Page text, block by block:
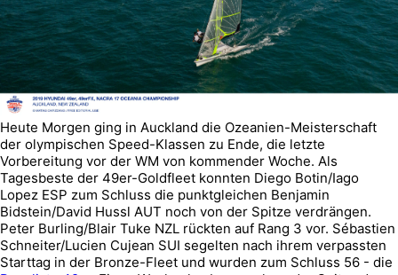
Heute Morgen ging in Auckland die Ozeanien-Meisterschaft
der olympischen Speed-Klassen zu Ende, die letzte
Vorbereitung vor der WM von kommender Woche. Als
Tagesbeste der 49er-Goldfleet konnten Diego Botin/Iago
Lopez ESP zum Schluss die punktgleichen Benjamin
Bidstein/David Hussl AUT noch von der Spitze verdrängen.
Peter Burling/Blair Tuke NZL rückten auf Rang 3 vor. Sébastien
Schneiter/Lucien Cujean SUI segelten nach ihrem verpassten
Starttag in der Bronze-Fleet und wurden zum Schluss 56 - die